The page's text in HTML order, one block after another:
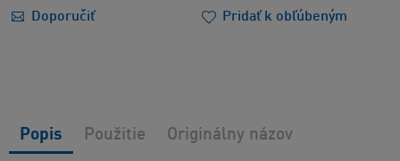
Doporučiť
Pridať k obľúbeným
Popis Použitie Originálny názov